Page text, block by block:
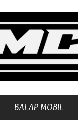
BALAP MOBIL